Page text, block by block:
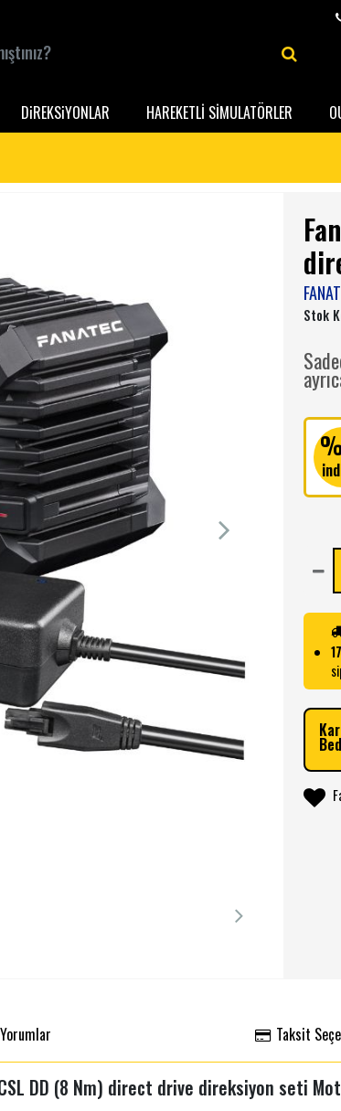
DiREKSiYONLAR HAREKETLİ SİMULATÖRLER
Stok
Yorumlar Taksit
DD (8 Nm) direct drive direksiyon seti